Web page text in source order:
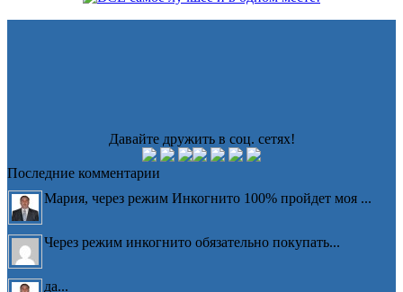
Давайте дружить в соц. сетях!
Последние комментарии
Мария, через режим Инкогнито 100% пройдет моя ...
Через режим инкогнито обязательно покупать...
да...